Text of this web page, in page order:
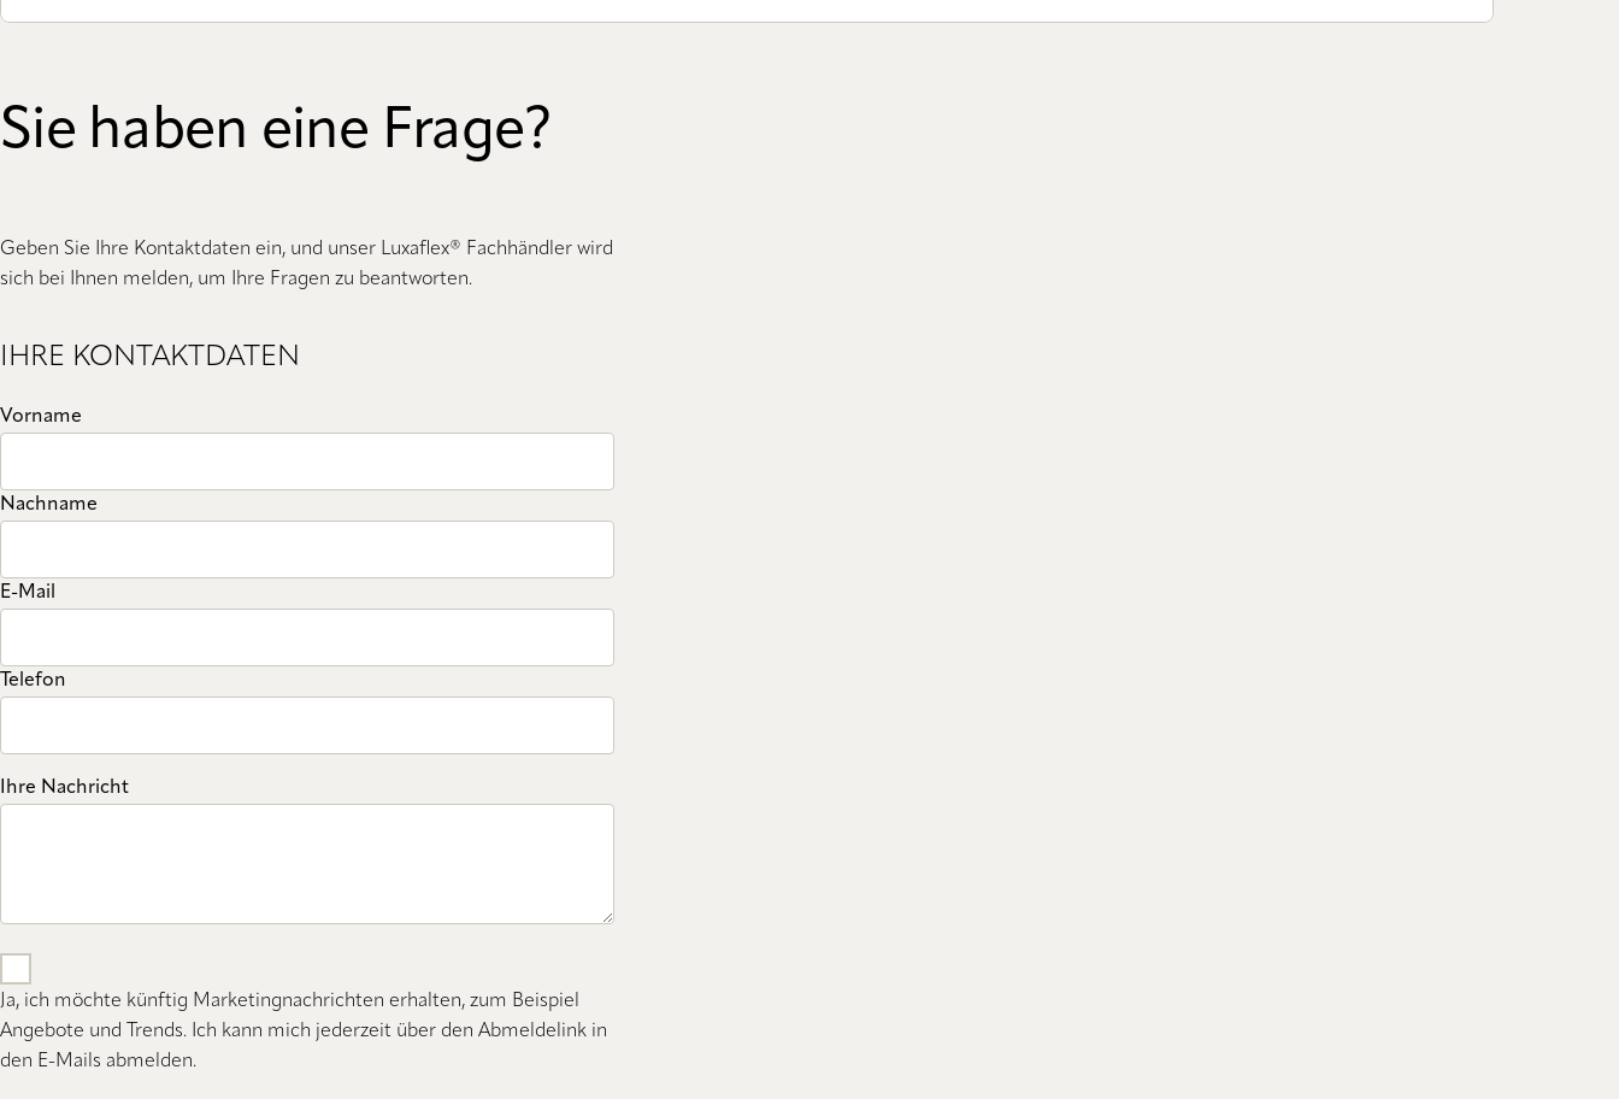
Sie haben eine Frage?
Geben Sie Ihre Kontaktdaten ein, und unser Luxaflex® Fachhändler wird
sich bei Ihnen melden, um Ihre Fragen zu beantworten.
IHRE KONTAKTDATEN
Vorname
Nachname
E-Mail
Telefon
Ihre Nachricht
Ja, ich möchte künftig Marketingnachrichten erhalten, zum Beispiel
Angebote und Trends. Ich kann mich jederzeit über den Abmeldelink in
den E-Mails abmelden.